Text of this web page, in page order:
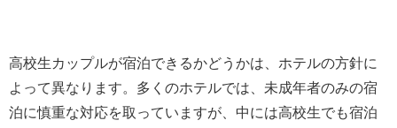
高校生カップルが宿泊できるかどうかは、ホテルの方針に
よって異なります。多くのホテルでは、未成年者のみの宿
泊に慎重な対応を取っていますが、中には高校生でも宿泊